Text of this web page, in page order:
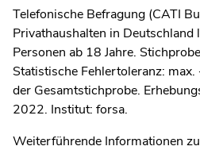
Telefonische Befragung (CATI
Privathaushalten in Deutschland
Personen ab 18 Jahre.
Statistische Fehlertoleranz:
der Gesamtstichprobe.
2022. Institut: forsa.
Weiterführende Informationen